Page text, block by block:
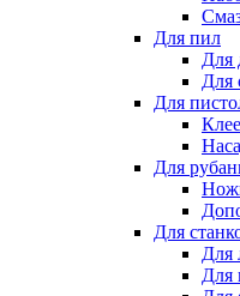
Для пил
Для
Для
Для
Для
Для
Для
Для